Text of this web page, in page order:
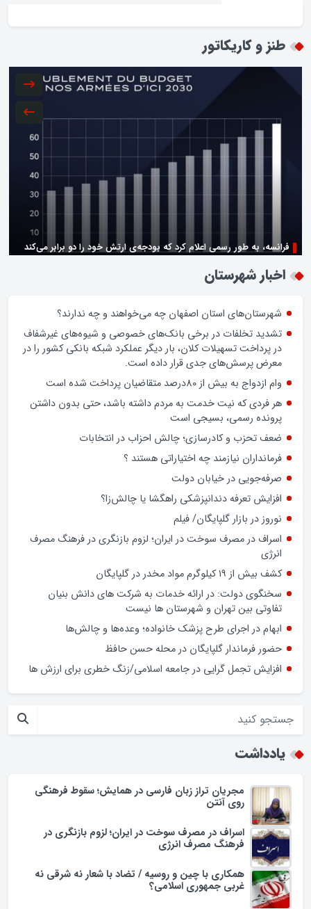
طنز و کاریکاتور
فرانسه، به طور رسمی اعلام کرد که بودجه‌ی ارتش خود را دو برابر می‌کند
زن اگر خوب باشه یه زندگی حالش خوبه/روز زن مبارک
اخبار شهرستان
شهرستان‌های استان اصفهان چه می‌خواهند و چه ندارند؟
تشدید تخلفات در برخی بانک‌های خصوصی و شیوه‌های غیرشفاف
در پرداخت تسهیلات کلان، بار دیگر عملکرد شبکه بانکی کشور را در
معرض پرسش‌های جدی قرار داده است.
وام ازدواج به بیش از 80درصد متقاضیان پرداخت شده است
هر فردی که نیت خدمت به مردم داشته باشد، حتی بدون داشتن
پرونده رسمی، بسیجی است
ضعف تحزب و کادرسازی؛ چالش احزاب در انتخابات
فرمانداران نیازمند چه اختیاراتی هستند ؟
صرفه‌جویی در خیابان دولت
افزایش تعرفه دندانپزشکی راهگشا یا چالش‌زا؟
نوروز در بازار گلپایگان/ فیلم
اسراف در مصرف سوخت در ایران؛ لزوم بازنگری در فرهنگ مصرف
انرژی
کشف بیش از ۱۹ کیلوگرم مواد مخدر در گلپایگان
سخنگوی دولت: در ارائه خدمات به شرکت های دانش بنیان
تفاوتی بین تهران و شهرستان ها نیست
افزایش تجمل گرایی در جامعه اسلامی/زنگ خطری برای ارزش ها
یادداشت
مجریان تراز زبان فارسی در همایش؛ سقوط فرهنگی
اسراف در مصرف سوخت در ایران؛ لزوم بازنگری در